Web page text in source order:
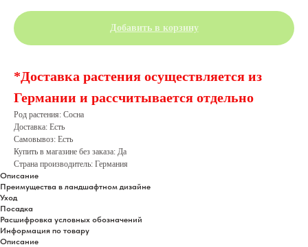
Добавить в корзину
*Доставка растения осуществляется из
Германии и рассчитывается отдельно
Род растения: Сосна
Доставка: Есть
Самовывоз: Есть
Купить в магазине без заказа: Да
Страна производитель: Германия
Описание
Преимущества в ландшафтном дизайне
Уход
Посадка
Расшифровка условных обозначений
Информация по товару
Описание